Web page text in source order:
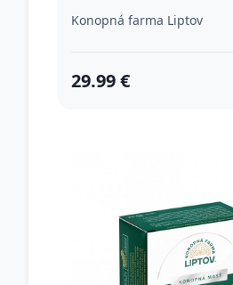
Konopná farma Liptov
29.99 €